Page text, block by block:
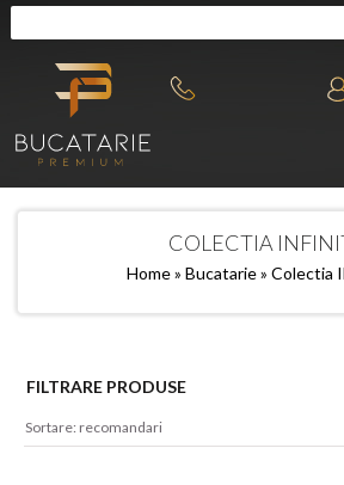
COLECTIA
Home» Bucatarie» Colectia
FILTRARE PRODUSE